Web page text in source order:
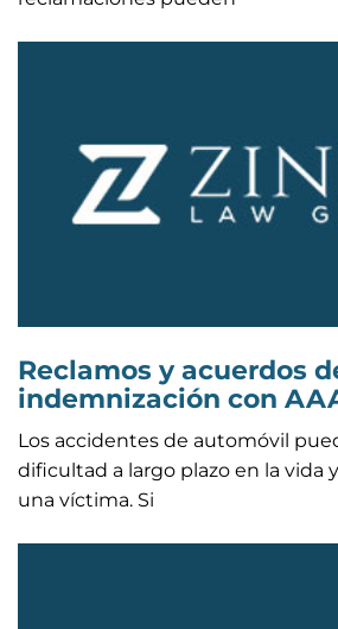
Reclamos y acuerdos
indemnización con
Los accidentes de automóvil
dificultad a largo plazo en la vida
una víctima. Si